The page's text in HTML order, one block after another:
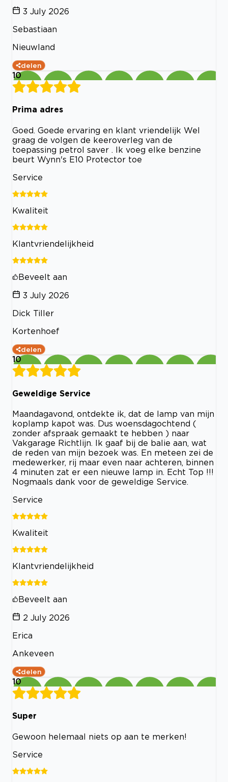
3 July 2026
Sebastiaan
Nieuwland
delen
10
Prima adres
Goed. Goede ervaring en klant vriendelijk Wel
graag de volgen de keeroverleg van de
toepassing petrol saver . Ik voeg elke benzine
beurt Wynn's E10 Protector toe
Service
Kwaliteit
Klantvriendelijkheid
Beveelt aan
3 July 2026
Dick Tiller
Kortenhoef
delen
10
Geweldige Service
Maandagavond, ontdekte ik, dat de lamp van mijn
koplamp kapot was. Dus woensdagochtend (
zonder afspraak gemaakt te hebben ) naar
Vakgarage Richtlijn. Ik gaaf bij de balie aan, wat
de reden van mijn bezoek was. En meteen zei de
medewerker, rij maar even naar achteren, binnen
4 minuten zat er een nieuwe lamp in. Echt Top !!!
Nogmaals dank voor de geweldige Service.
Service
Kwaliteit
Klantvriendelijkheid
Beveelt aan
2 July 2026
Erica
Ankeveen
delen
10
Super
Gewoon helemaal niets op aan te merken!
Service